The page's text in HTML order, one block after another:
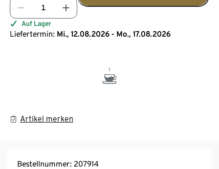
Auf Lager
Liefertermin: Mi., 12.08.2026 - Mo., 17.08.2026
Artikel merken
Bestellnummer: 207914